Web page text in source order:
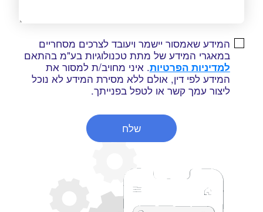
המידע שאמסור יישמר ויעובד לצרכים מסחריים
במאגרי המידע של מתת טכנולוגיות בע"מ בהתאם
למדיניות הפרטיות. איני מחויב/ת למסור את
המידע לפי דין, אולם ללא מסירת המידע לא נוכל
ליצור עמך קשר או לטפל בפנייתך.